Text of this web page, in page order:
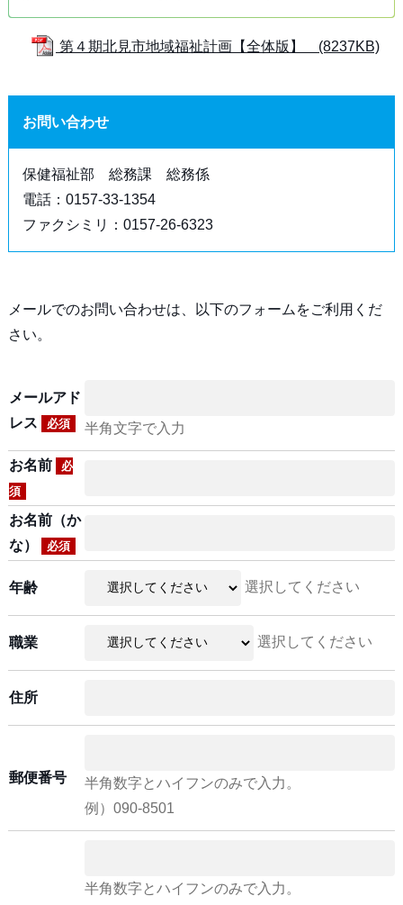
第４期北見市地域福祉計画【全体版】 (8237KB)
お問い合わせ
保健福祉部 総務課 総務係
電話：0157-33-1354
ファクシミリ：0157-26-6323
メールでのお問い合わせは、以下のフォームをご利用くだ
さい。
メールアド
レス
必須 半角文字で入力
お名前
必
須
お名前（か
な）
必須
年齢 選択してください
職業 選択してください
住所
郵便番号
半角数字とハイフンのみで入力。
例）090-8501
半角数字とハイフンのみで入力。